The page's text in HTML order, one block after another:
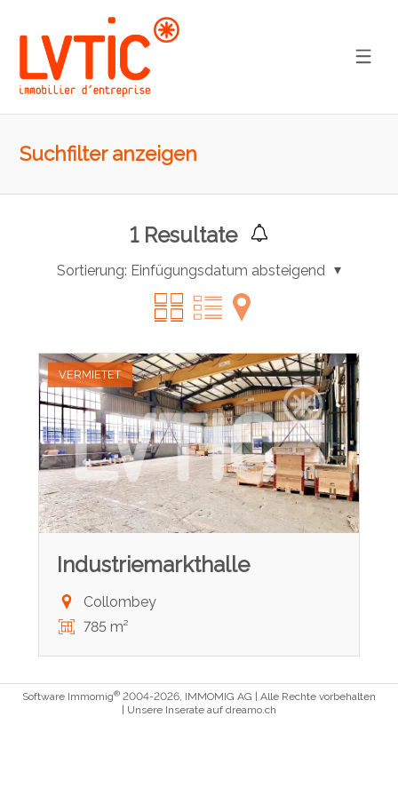
Suchfilter anzeigen
1Resultate
Sortierung: Einfügungsdatum absteigend
VERMIETET
Industriemarkthalle
Collombey
785 m²
Software Immomig® 2004-2026, IMMOMIG AG | Alle Rechte vorbehalten
| Unsere Inserate auf dreamo.ch